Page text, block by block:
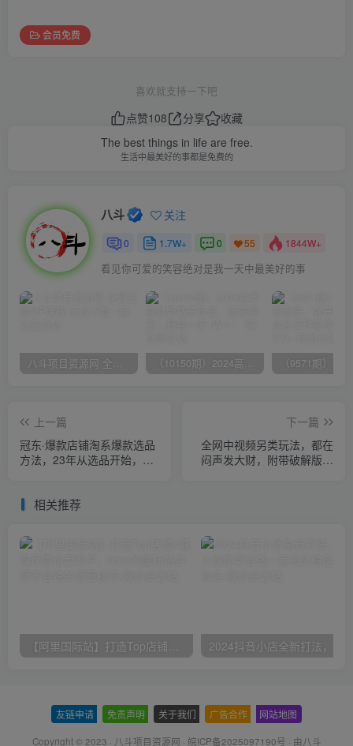
会员免费
喜欢就支持一下吧
点赞108 分享
收藏
The best things in life are free.
生活中最美好的事都是免费的
八斗 关注
0 1.7W+ 0 55 1844W+
看见你可爱的笑容绝对是我一天中最美好的事
八斗项目资源网 全网正品VIP课程 无损下载~ （10150期）2024高考项目野路子玩法，无限裂变，最高一天1W＋！
上一篇
冠东·爆款店铺淘系爆款选品
方法，​23年从选品开始，一
下一篇
全网中视频另类玩法，都在
闷声发大财，附带破解版下
相关推荐
【阿里国际站】打造Top店铺&获得优质询盘客户，​95%的国际站讲师不会说的运营技巧
友链申请 免责声明 关于我们 广告合作 网站地图
Copyright © 2023 · 八斗项目资源网 · 皖ICP备2025097190号 · 由八斗